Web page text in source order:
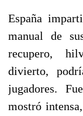
España
manual de
recupero,
divierto,
jugadores.
mostró